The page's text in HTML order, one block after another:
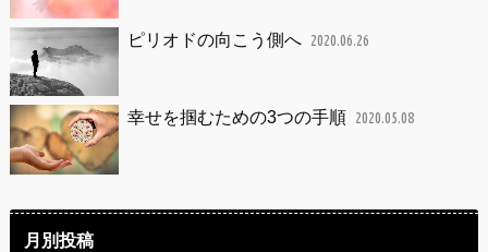
ピリオドの向こう側へ 2020.06.26
幸せを掴むための3つの手順 2020.05.08
月別投稿